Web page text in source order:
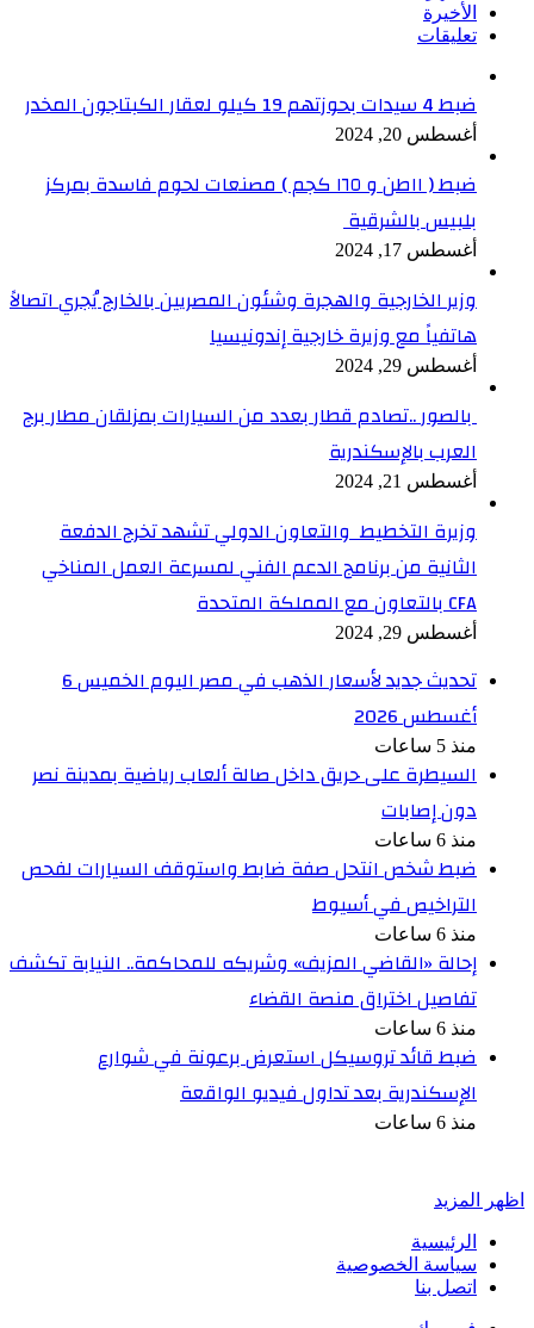
الأخيرة
تعليقات
ضبط 4 سيدات بحوزتهم 19 كيلو لعقار الكبتاجون المخدر
أغسطس 20, 2024
ضبط ( ١١طن و ١٦٥ كجم ) مصنعات لحوم فاسدة بمركز
بلبيس بالشرقية
أغسطس 17, 2024
وزير الخارجية والهجرة وشئون المصريين بالخارج يُجري اتصالاً
هاتفياً مع وزيرة خارجية إندونيسيا
أغسطس 29, 2024
بالصور ..تصادم قطار بعدد من السيارات بمزلقان مطار برج
العرب بالإسكندرية
أغسطس 21, 2024
وزيرة التخطيط والتعاون الدولي تشهد تخرج الدفعة
الثانية من برنامج الدعم الفني لمسرعة العمل المناخي
CFA بالتعاون مع المملكة المتحدة
أغسطس 29, 2024
تحديث جديد لأسعار الذهب في مصر اليوم الخميس 6
أغسطس 2026
منذ 5 ساعات
السيطرة على حريق داخل صالة ألعاب رياضية بمدينة نصر
دون إصابات
منذ 6 ساعات
ضبط شخص انتحل صفة ضابط واستوقف السيارات لفحص
التراخيص في أسيوط
منذ 6 ساعات
إحالة «القاضي المزيف» وشريكه للمحاكمة.. النيابة تكشف
تفاصيل اختراق منصة القضاء
منذ 6 ساعات
ضبط قائد تروسيكل استعرض برعونة في شوارع
الإسكندرية بعد تداول فيديو الواقعة
منذ 6 ساعات
اظهر المزيد
الرئيسية
سياسة الخصوصية
اتصل بنا